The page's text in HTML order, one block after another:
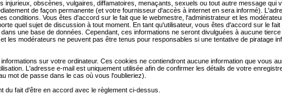
obscènes, vulgaires, diffamatoires, menaçants, sexuels ou tout autre message qui
de façon permanente (et votre fournisseur d'accès à internet en sera informé).
conditions. Vous êtes d'accord sur le fait que le webmestre, l'administrateur et les
quel sujet de discussion à tout moment. En tant qu'utilisateur, vous êtes d'accord sur le
une base de données. Cependant, ces informations ne seront divulguées à aucune
les modérateurs ne peuvent pas être tenus pour responsables si une tentative de piratage
sur votre ordinateur. Ces cookies ne contiendront aucune information que vous
L'adresse e-mail est uniquement utilisée afin de confirmer les détails de votre
mot de passe dans le cas où vous l'oublieriez).
fait d'être en accord avec le règlement ci-dessus.